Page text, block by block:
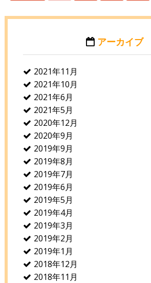
アーカイブ
2021年11月
2021年10月
2021年6月
2021年5月
2020年12月
2020年9月
2019年9月
2019年8月
2019年7月
2019年6月
2019年5月
2019年4月
2019年3月
2019年2月
2019年1月
2018年12月
2018年11月